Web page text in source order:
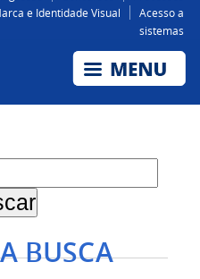
e Identidade Visual
Acesso a
sistemas
BUSCA